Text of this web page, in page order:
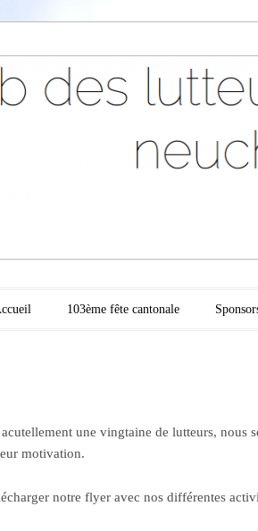
des
des
103ème fête cantonale
une vingtaine de lutteurs, nous
motivation.
notre flyer avec nos différentes